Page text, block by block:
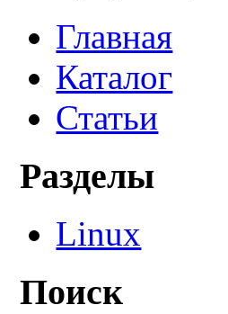
Главная
Каталог
Статьи
Разделы
Linux
Поиск